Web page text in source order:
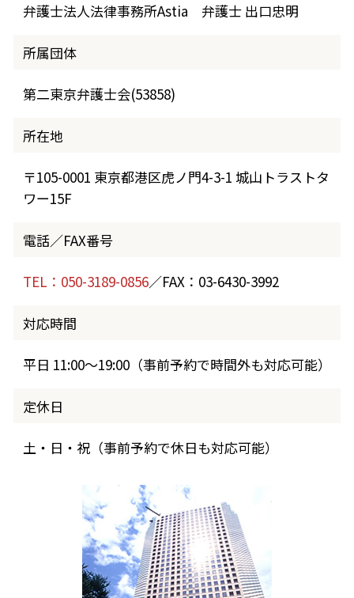
弁護士法人法律事務所Astia 弁護士 出口忠明
所属団体
第二東京弁護士会(53858)
所在地
〒105-0001 東京都港区虎ノ門4-3-1 城山トラストタ
ワー15F
電話／FAX番号
TEL：050-3189-0856／FAX：03-6430-3992
対応時間
平日 11:00～19:00（事前予約で時間外も対応可能）
定休日
土・日・祝（事前予約で休日も対応可能）